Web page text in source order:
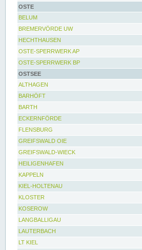
OSTE
BELUM
BREMERVÖRDE UW
HECHTHAUSEN
OSTE-SPERRWERK AP
OSTE-SPERRWERK BP
OSTSEE
ALTHAGEN
BARHÖFT
BARTH
ECKERNFÖRDE
FLENSBURG
GREIFSWALD OIE
GREIFSWALD-WIECK
HEILIGENHAFEN
KAPPELN
KIEL-HOLTENAU
KLOSTER
KOSEROW
LANGBALLIGAU
LAUTERBACH
LT KIEL